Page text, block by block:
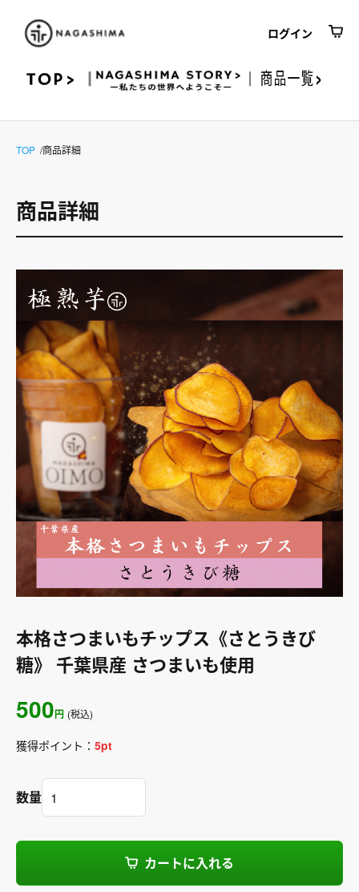
ログイン
TOP 商品詳細
商品詳細
本格さつまいもチップス《さとうきび
糖》 千葉県産 さつまいも使用
500円 (税込)
獲得ポイント： 5pt
数量
カートに入れる